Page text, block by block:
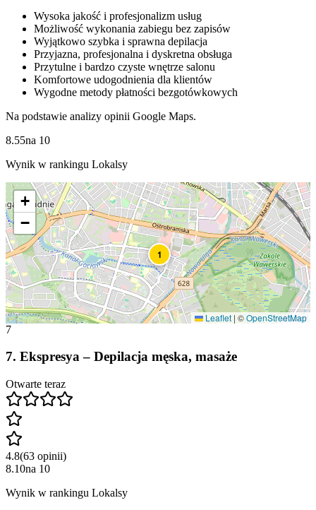
Wysoka jakość i profesjonalizm usług
Możliwość wykonania zabiegu bez zapisów
Wyjątkowo szybka i sprawna depilacja
Przyjazna, profesjonalna i dyskretna obsługa
Przytulne i bardzo czyste wnętrze salonu
Komfortowe udogodnienia dla klientów
Wygodne metody płatności bezgotówkowych
Na podstawie analizy opinii Google Maps.
8.55na 10
Wynik w rankingu Lokalsy
1
+
−
Leaflet | ©OpenStreetMap
7
7. Ekspresya – Depilacja męska, masaże
Otwarte teraz
4.8(63 opinii)
8.10na 10
Wynik w rankingu Lokalsy